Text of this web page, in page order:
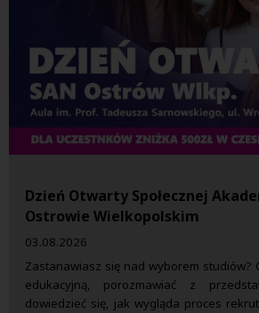
Dzień Otwarty Społecznej
Ostrowie Wielkopolskim
03.08.2026
Zastanawiasz się nad wyborem studiów?
edukacyjną, porozmawiać z
dowiedzieć się, jak wygląda proces